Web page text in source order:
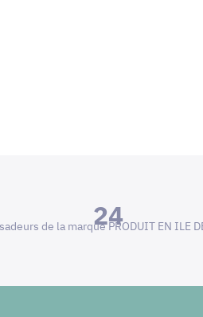
24
de la marque PRODUIT EN ILE